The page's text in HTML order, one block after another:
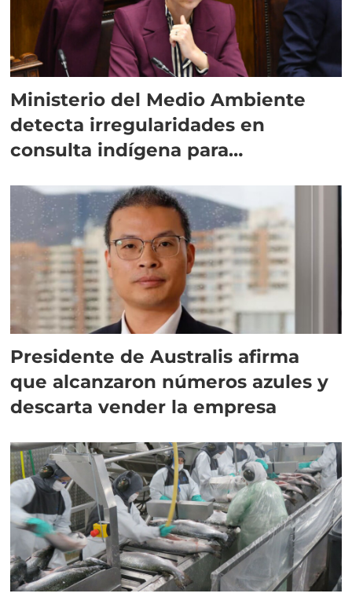
Ministerio del Medio Ambiente
detecta irregularidades en
consulta indígena para
Presidente de Australis afirma
que alcanzaron números azules y
descarta vender la empresa